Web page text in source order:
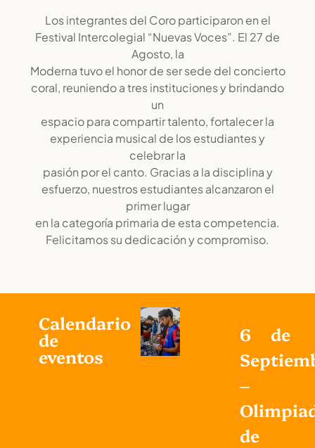
Los integrantes del Coro participaron en el
Festival Intercolegial “Nuevas Voces”. El 27 de
Agosto, la
Moderna tuvo el honor de ser sede del concierto
coral, reuniendo a tres instituciones y brindando
un
espacio para compartir talento, fortalecer la
experiencia musical de los estudiantes y
celebrar la
pasión por el canto. Gracias a la disciplina y
esfuerzo, nuestros estudiantes alcanzaron el
primer lugar
en la categoría primaria de esta competencia.
Felicitamos su dedicación y compromiso.
Calendario
de
eventos
6 de
–
de